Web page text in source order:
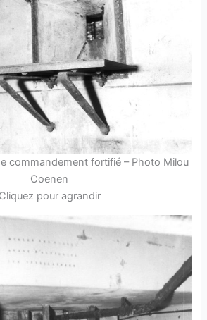
commandement fortifié – Photo Milou
Coenen
Cliquez pour agrandir